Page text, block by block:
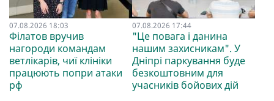
07.08.2026 18:03
Філатов вручив
нагороди командам
ветлікарів, чиї клініки
працюють попри атаки
рф
07.08.2026 17:44
"Це повага і данина
нашим захисникам". У
Дніпрі паркування буде
безкоштовним для
учасників бойових дій